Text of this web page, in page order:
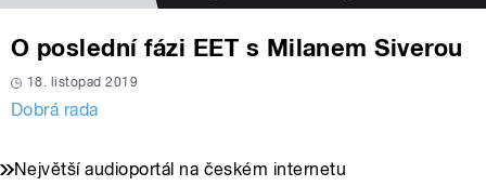
O poslední fázi EET s Milanem Siverou
18. listopad 2019
Dobrá rada
Největší audioportál na českém internetu